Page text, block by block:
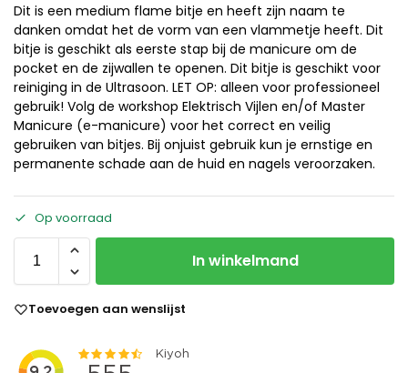
Dit is een medium flame bitje en heeft zijn naam te
danken omdat het de vorm van een vlammetje heeft. Dit
bitje is geschikt als eerste stap bij de manicure om de
pocket en de zijwallen te openen. Dit bitje is geschikt voor
reiniging in de Ultrasoon. LET OP: alleen voor professioneel
gebruik! Volg de workshop Elektrisch Vijlen en/of Master
Manicure (e-manicure) voor het correct en veilig
gebruiken van bitjes. Bij onjuist gebruik kun je ernstige en
permanente schade aan de huid en nagels veroorzaken.
Op voorraad
In winkelmand
Toevoegen aan wenslijst